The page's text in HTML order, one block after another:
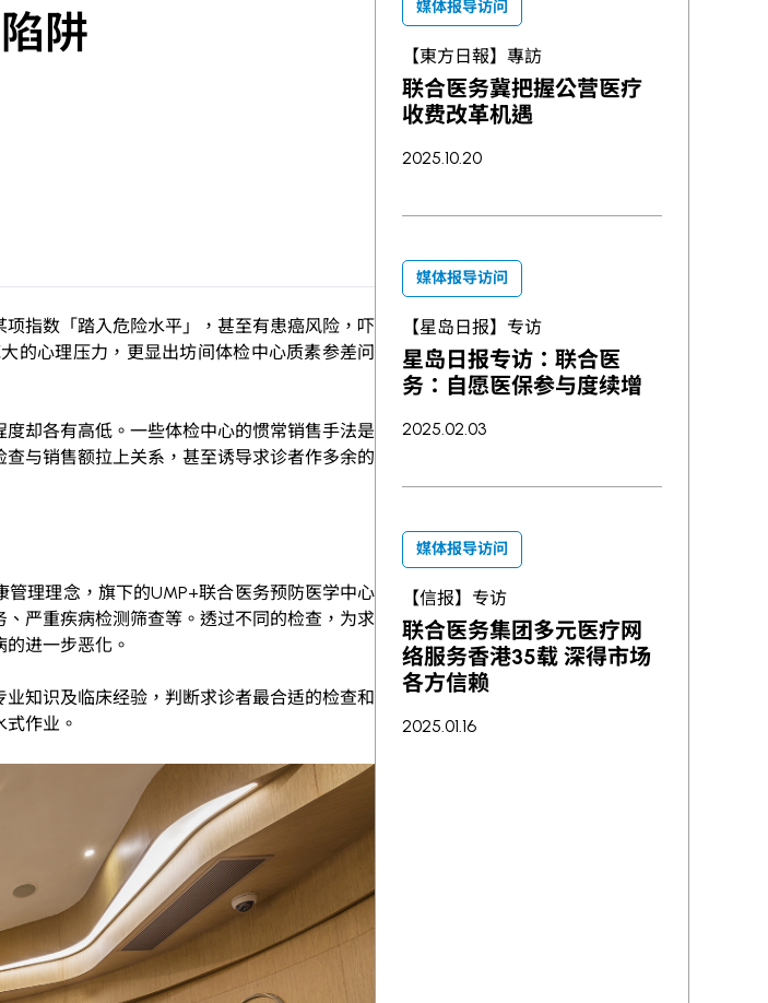
阱
指数「踏入危险水平」，甚至有患癌风险，吓
的心理压力，更显出坊间体检中心质素参差问
却各有高低。一些体检中心的惯常销售手法是
与销售额拉上关系，甚至诱导求诊者作多余的
管理理念，旗下的UMP+联合医务预防医学中心
严重疾病检测筛查等。透过不同的检查，为求
进一步恶化。
知识及临床经验，判断求诊者最合适的检查和
作业。
媒体报导访问
【東方日報】專訪
联合医务冀把握公营医疗
收费改革机遇
2025.10.20
媒体报导访问
【星岛日报】专访
星岛日报专访：联合医
务：自愿医保参与度续增
2025.02.03
媒体报导访问
【信报】专访
联合医务集团多元医疗网
络服务香港35载 深得市场
各方信赖
2025.01.16